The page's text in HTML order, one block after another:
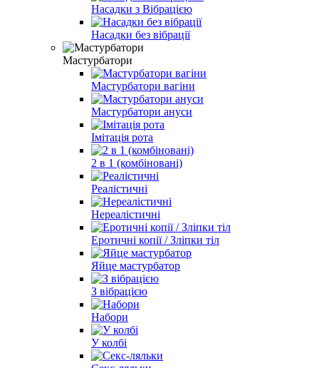
Насадки з Вібрацією
Насадки без вібрації
Мастурбатори
Мастурбатори вагіни
Мастурбатори ануси
Імітація рота
2 в 1 (комбіновані)
Реалістичні
Нереалістичні
Еротичні копії / Зліпки тіл
Яйце мастурбатор
З вібрацією
Набори
У колбі